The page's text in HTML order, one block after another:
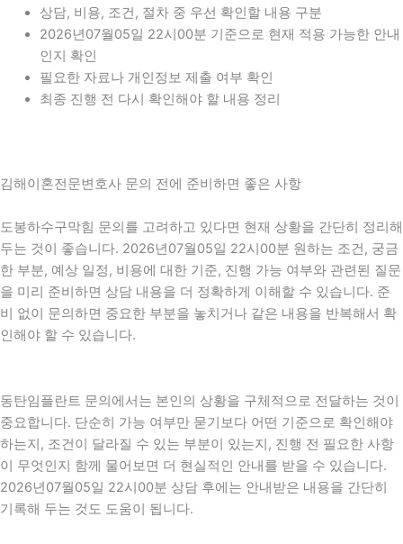
상담, 비용, 조건, 절차 중 우선 확인할 내용 구분
2026년07월05일 22시00분 기준으로 현재 적용 가능한 안내
인지 확인
필요한 자료나 개인정보 제출 여부 확인
최종 진행 전 다시 확인해야 할 내용 정리
김해이혼전문변호사 문의 전에 준비하면 좋은 사항
도봉하수구막힘 문의를 고려하고 있다면 현재 상황을 간단히 정리해
두는 것이 좋습니다. 2026년07월05일 22시00분 원하는 조건, 궁금
한 부분, 예상 일정, 비용에 대한 기준, 진행 가능 여부와 관련된 질문
을 미리 준비하면 상담 내용을 더 정확하게 이해할 수 있습니다. 준
비 없이 문의하면 중요한 부분을 놓치거나 같은 내용을 반복해서 확
인해야 할 수 있습니다.
동탄임플란트 문의에서는 본인의 상황을 구체적으로 전달하는 것이
중요합니다. 단순히 가능 여부만 묻기보다 어떤 기준으로 확인해야
하는지, 조건이 달라질 수 있는 부분이 있는지, 진행 전 필요한 사항
이 무엇인지 함께 물어보면 더 현실적인 안내를 받을 수 있습니다.
2026년07월05일 22시00분 상담 후에는 안내받은 내용을 간단히
기록해 두는 것도 도움이 됩니다.